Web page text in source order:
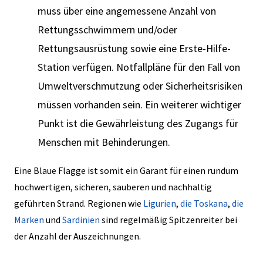
muss über eine angemessene Anzahl von
Rettungsschwimmern und/oder
Rettungsausrüstung sowie eine Erste-Hilfe-
Station verfügen. Notfallpläne für den Fall von
Umweltverschmutzung oder Sicherheitsrisiken
müssen vorhanden sein. Ein weiterer wichtiger
Punkt ist die Gewährleistung des Zugangs für
Menschen mit Behinderungen.
Eine Blaue Flagge ist somit ein Garant für einen rundum
hochwertigen, sicheren, sauberen und nachhaltig
geführten Strand. Regionen wie Ligurien, die Toskana, die
Marken und Sardinien sind regelmäßig Spitzenreiter bei
der Anzahl der Auszeichnungen.